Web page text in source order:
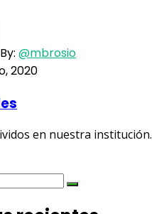
By: @mbrosio
2020
en nuestra institución.